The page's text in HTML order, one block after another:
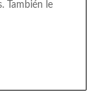
También le